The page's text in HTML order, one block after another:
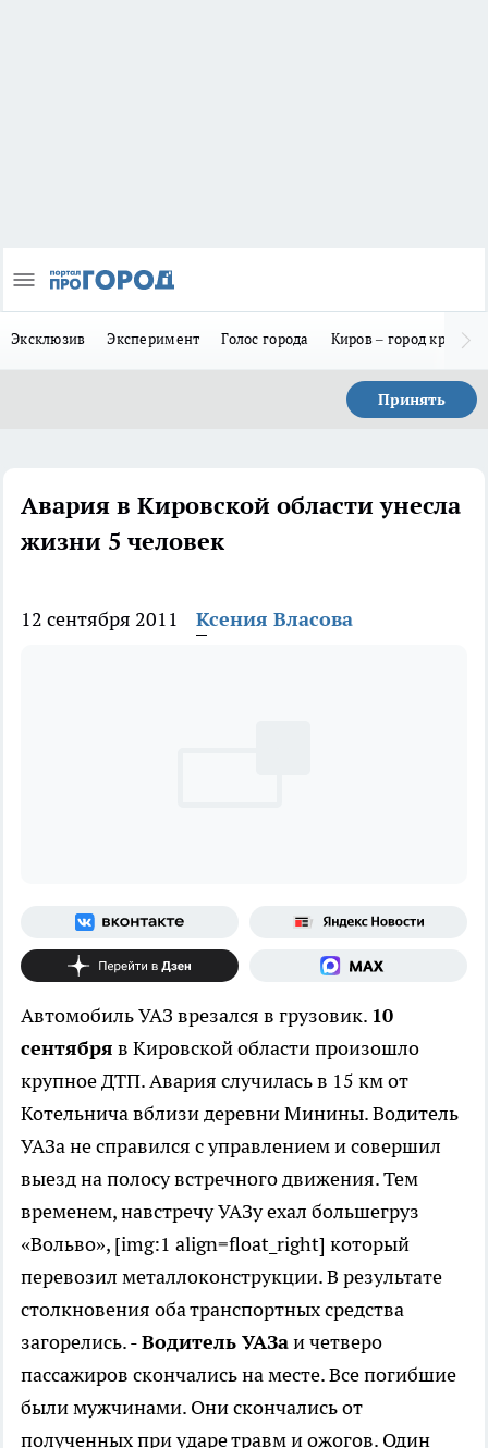
Эксклюзив Эксперимент Голос города Киров – город
Принять
Авария в Кировской области унесла
жизни 5 человек
12 сентября 2011 Ксения Власова
Автомобиль УАЗ врезался в грузовик. 10
сентября в Кировской области произошло
крупное ДТП. Авария случилась в 15 км от
Котельнича вблизи деревни Минины. Водитель
УАЗа не справился с управлением и совершил
выезд на полосу встречного движения. Тем
временем, навстречу УАЗу ехал большегруз
«Вольво», [img:1 align=float_right] который
перевозил металлоконструкции. В результате
столкновения оба транспортных средства
загорелись. -Водитель УАЗаи четверо
пассажиров скончались на месте. Все погибшие
были мужчинами. Они скончались от
полученных при ударе травм и ожогов. Один